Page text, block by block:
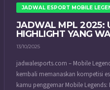
JADWAL ESPORT MOBILE
JADWAL MPL 2025:
HIGHLIGHT YANG
13/10/2025
jadwalesports.com – Mobile
kembali memanaskan kompetisi
kamu penggemar Mobile